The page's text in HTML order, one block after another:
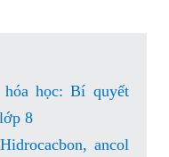
học: Bí quyết
8
ancol